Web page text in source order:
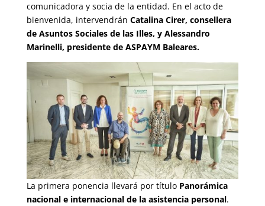
comunicadora y socia de la entidad. En el acto de
bienvenida, intervendrán Catalina Cirer, consellera
de Asuntos Sociales de las Illes, y Alessandro
Marinelli, presidente de ASPAYM Baleares.
La primera ponencia llevará por título Panorámica
nacional e internacional de la asistencia personal.